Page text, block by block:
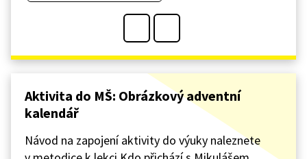
Aktivita do MŠ: Obrázkový adventní
kalendář
Návod na zapojení aktivity do výuky naleznete